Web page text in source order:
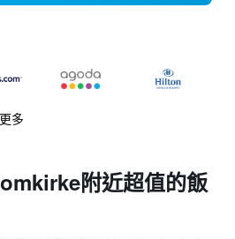
多
附近超值的飯